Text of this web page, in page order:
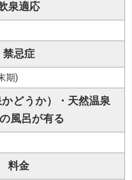
泉適応
禁忌症
期)
どうか）・天然温泉
風呂が有る
料金